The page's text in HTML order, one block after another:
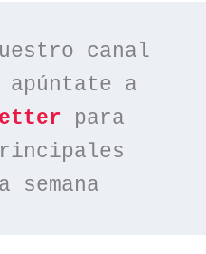
canal
apúntate a
para